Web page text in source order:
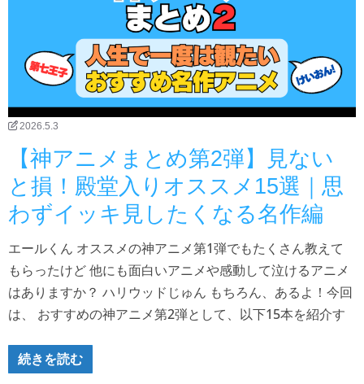
2026.5.3
【神アニメまとめ第2弾】見ない
と損！殿堂入りオススメ15選｜思
わずイッキ見したくなる名作編
エールくん オススメの神アニメ第1弾でもたくさん教えて
もらったけど 他にも面白いアニメや感動して泣けるアニメ
はありますか？ ハリウッドじゅん もちろん、あるよ！今回
は、 おすすめの神アニメ第2弾として、以下15本を紹介す
続きを読む